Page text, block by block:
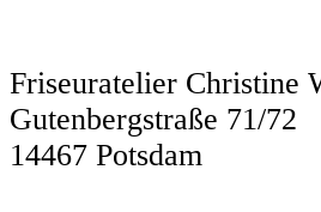
Friseuratelier Christine
Gutenbergstraße 71/72
14467 Potsdam